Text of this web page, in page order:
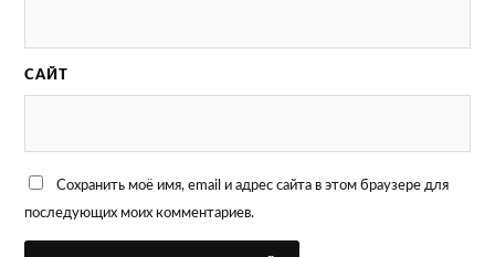
САЙТ
Сохранить моё имя, email и адрес сайта в этом браузере для
последующих моих комментариев.